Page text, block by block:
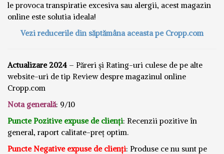
le provoca transpiratie excesiva sau alergii, acest magazin
online este solutia ideala!
Vezi reducerile din săptămâna aceasta pe Cropp.com
Actualizare 2024 – Păreri și Rating-uri culese de pe alte
website-uri de tip Review despre magazinul online
Cropp.com
Nota generală: 9/10
Puncte Pozitive expuse de clienți: Recenzii pozitive în
general, raport calitate-preț optim.
Puncte Negative expuse de clienți: Produse ce nu sunt pe